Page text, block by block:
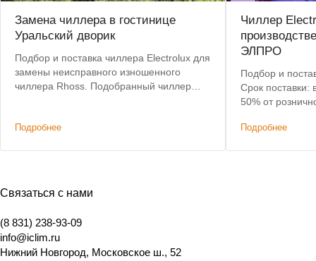
Замена чиллера в гостинице
Уральский дворик
Подбор и поставка чиллера Electrolux для
замены неисправного изношенного
чиллера Rhoss. Подобранный чиллер
изменений.
Подробнее
Чиллер
ЭЛПРО
Подбор и
Срок поставки:
50% от
Подробнее
Связаться с нами
(8 831) 238-93-09
info@iclim.ru
Нижний Новгород, Московское ш., 52